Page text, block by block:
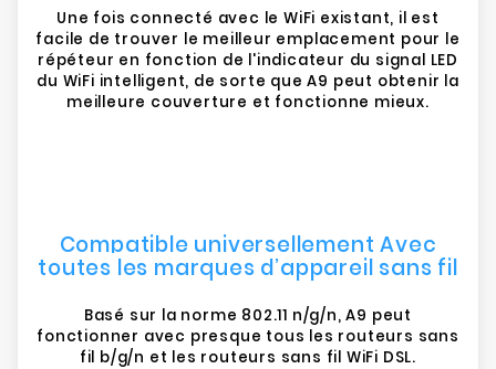
Une fois connecté avec le WiFi existant, il est
facile de trouver le meilleur emplacement pour le
répéteur en fonction de l'indicateur du signal LED
du WiFi intelligent, de sorte que A9 peut obtenir la
meilleure couverture et fonctionne mieux.
Compatible universellement Avec
toutes les marques d’appareil sans fil
Basé sur la norme 802.11 n/g/n, A9 peut
fonctionner avec presque tous les routeurs sans
fil b/g/n et les routeurs sans fil WiFi DSL.